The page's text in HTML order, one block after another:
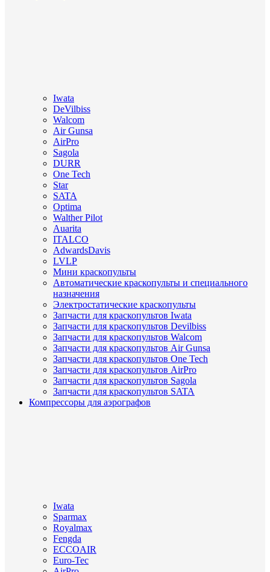
Iwata
DeVilbiss
Walcom
Air Gunsa
AirPro
Sagola
DURR
One Tech
Star
SATA
Optima
Walther Pilot
Auarita
ITALCO
AdwardsDavis
LVLP
Мини краскопульты
Автоматические краскопульты и специального
назначения
Электростатические краскопульты
Запчасти для краскопультов Iwata
Запчасти для краскопультов Devilbiss
Запчасти для краскопультов Walcom
Запчасти для краскопультов Air Gunsa
Запчасти для краскопультов One Tech
Запчасти для краскопультов AirPro
Запчасти для краскопультов Sagola
Запчасти для краскопультов SATA
Компрессоры для аэрографов
Iwata
Sparmax
Royalmax
Fengda
ECCOAIR
Euro-Tec